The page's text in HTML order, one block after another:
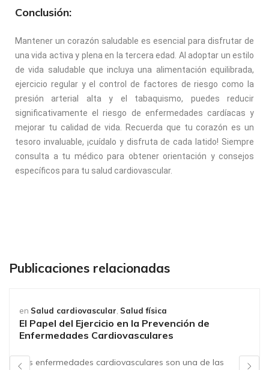
Conclusión:
Mantener un corazón saludable es esencial para disfrutar de
una vida activa y plena en la tercera edad. Al adoptar un estilo
de vida saludable que incluya una alimentación equilibrada,
ejercicio regular y el control de factores de riesgo como la
presión arterial alta y el tabaquismo, puedes reducir
significativamente el riesgo de enfermedades cardíacas y
mejorar tu calidad de vida. Recuerda que tu corazón es un
tesoro invaluable, ¡cuídalo y disfruta de cada latido! Siempre
consulta a tu médico para obtener orientación y consejos
específicos para tu salud cardiovascular.
Publicaciones relacionadas
en Salud cardiovascular Salud física
El Papel del Ejercicio en la Prevención de
Enfermedades Cardiovasculares
Las enfermedades cardiovasculares son una de las